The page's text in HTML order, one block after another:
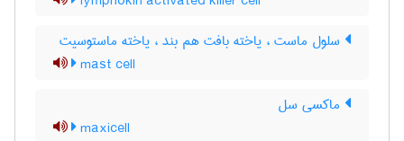
سلول ماست ، یاخته بافت هم بند ، یاخته ماستوسیت
mast cell
ماکسی سل
maxicell